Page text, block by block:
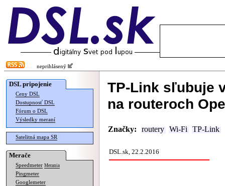
neprihlásený
DSL pripojenie
Ceny DSL
Dostupnosť DSL
Fórum o DSL
Výsledky meraní
Satelitná mapa SR
Merače
Speedmeter Merania
Pingmeter
Googlemeter
TP-Link sľubuje
na routeroch
Značky: routery Wi-Fi TP-Link
DSL.sk, 22.2.2016